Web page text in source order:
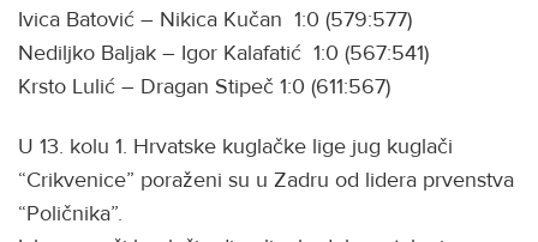
Ivica Batović – Nikica Kučan 1:0 (579:577)
Nediljko Baljak – Igor Kalafatić 1:0 (567:541)
Krsto Lulić – Dragan Stipeč 1:0 (611:567)
U 13. kolu 1. Hrvatske kuglačke lige jug kuglači
“Crikvenice” poraženi su u Zadru od lidera prvenstva
“Poličnika”.